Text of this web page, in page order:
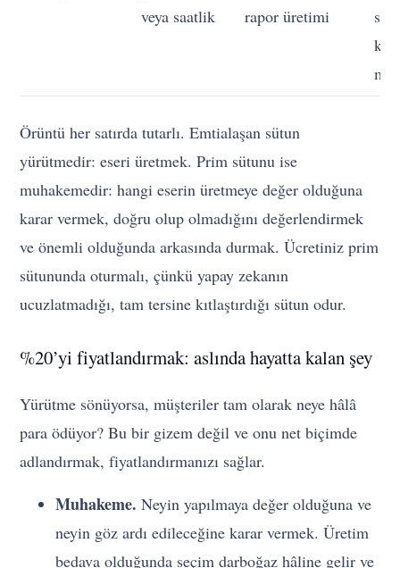
veya saatlik
rapor üretimi
Örüntü her satırda tutarlı. Emtialaşan sütun
yürütmedir: eseri üretmek. Prim sütunu ise
muhakemedir: hangi eserin üretmeye değer olduğuna
karar vermek, doğru olup olmadığını değerlendirmek
ve önemli olduğunda arkasında durmak. Ücretiniz prim
sütununda oturmalı, çünkü yapay zekanın
ucuzlatmadığı, tam tersine kıtlaştırdığı sütun odur.
%20’yi fiyatlandırmak: aslında hayatta kalan şey
Yürütme sönüyorsa, müşteriler tam olarak neye hâlâ
para ödüyor? Bu bir gizem değil ve onu net biçimde
adlandırmak, fiyatlandırmanızı sağlar.
Muhakeme. Neyin yapılmaya değer olduğuna ve
neyin göz ardı edileceğine karar vermek. Üretim
bedava olduğunda seçim darboğaz hâline gelir ve